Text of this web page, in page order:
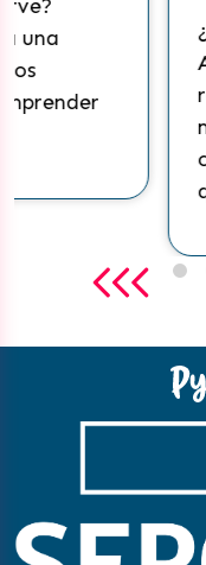
¿Qué es
redes
mundo.
que ha […]